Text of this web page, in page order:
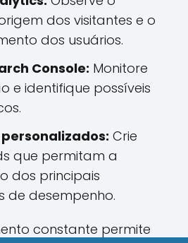
dos visitantes e o
dos usuários.
Console: Monitore
e identifique possíveis
Crie
que permitam a
dos principais
de desempenho.
constante permite